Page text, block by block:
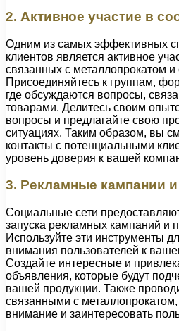
2. Активное участие в
Одним из самых эффективных
клиентов является активное
связанных с металлопрокатом и
Присоединяйтесь к группам,
где обсуждаются вопросы,
товарами. Делитесь своим
вопросы и предлагайте свою
ситуациях. Таким образом, вы
контакты с потенциальными
уровень доверия к вашей
3. Рекламные кампании
Социальные сети
запуска рекламных кампаний и
Используйте эти инструменты
внимания пользователей к
Создайте интересные и
объявления, которые будут
вашей продукции. Также
связанными с
внимание и заинтересовать